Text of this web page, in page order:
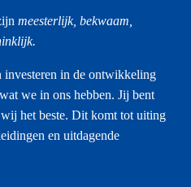
meesterlijk, bekwaam,
investeren in de ontwikkeling
we in ons hebben. Jij bent
het beste. Dit komt tot uiting
en uitdagende